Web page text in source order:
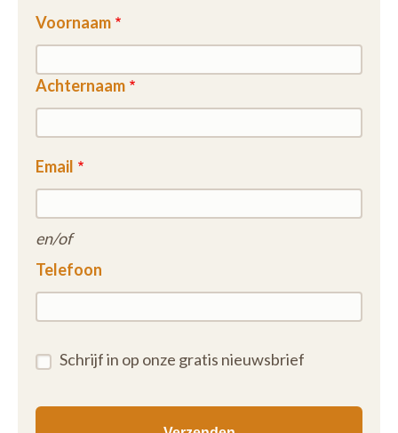
Voornaam
Achternaam
Email
en/of
Telefoon
Schrijf in op onze gratis nieuwsbrief